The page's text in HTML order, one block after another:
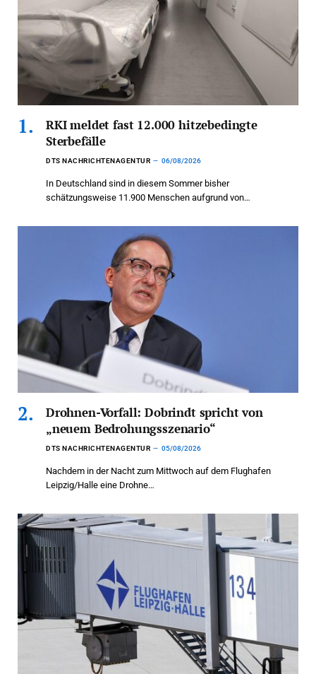
RKI meldet fast 12.000 hitzebedingte
Sterbefälle
DTS NACHRICHTENAGENTUR 06/08/2026
In Deutschland sind in diesem Sommer bisher
schätzungsweise 11.900 Menschen aufgrund von…
Drohnen-Vorfall: Dobrindt spricht von
„neuem Bedrohungsszenario“
DTS NACHRICHTENAGENTUR 05/08/2026
Nachdem in der Nacht zum Mittwoch auf dem Flughafen
Leipzig/Halle eine Drohne…